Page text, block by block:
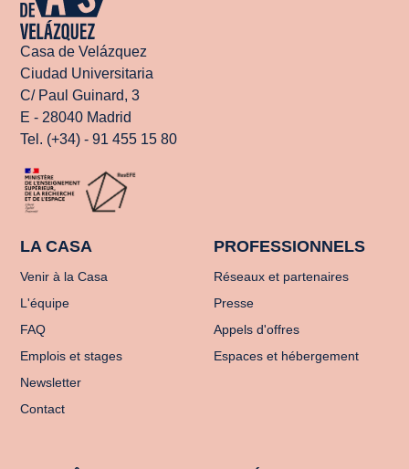
Casa de Velázquez
Ciudad Universitaria
C/ Paul Guinard, 3
E - 28040 Madrid
Tel. (+34) - 91 455 15 80
LA CASA
Venir à la Casa
L'équipe
FAQ
Emplois et stages
Newsletter
Contact
PROFESSIONNELS
Réseaux et partenaires
Presse
Appels d'offres
Espaces et hébergement